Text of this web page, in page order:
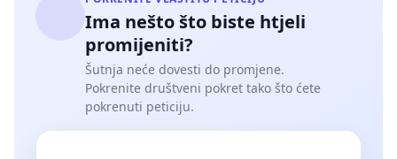
Ima nešto što biste htjeli
promijeniti?
Šutnja neće dovesti do promjene.
Pokrenite društveni pokret tako što ćete
pokrenuti peticiju.